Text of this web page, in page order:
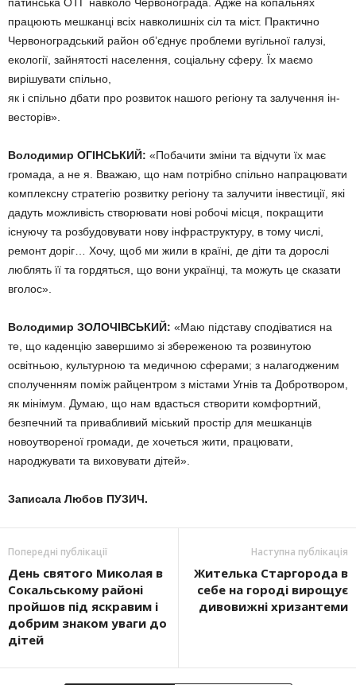
працюють мешканці всіх навколишніх сіл та міст. Практично
Червоноград­ський район об’єднує проблеми вугільної галузі,
екології, зайнятості населення, со­ціальну сферу. Їх маємо
вирішува­ти спільно,
як і спільно дбати про розвиток нашого регіону та залу­чення ін­
весторів».
Володимир ОГІНСЬКИЙ: «По­бачити зміни та відчути їх має
гро­мада, а не я. Вважаю, що нам по­трібно спільно напрацювати
комплексну стратегію розвитку регіону та залучити інвестиції, які
дадуть можливість створювати нові робочі місця, покращити
існуючу та роз­будовувати нову інфраструктуру, в тому числі,
ремонт доріг… Хочу, щоб ми жили в країні, де діти та дорослі
люблять її та гордяться, що вони українці, та можуть це сказати
вголос».
Володимир ЗОЛОЧІВСЬКИЙ: «Маю підставу сподіватися на
те, що каденцію завершимо зі збере­женою та розвинутою
освітньою, культурною та медичною сферами; з налагодженим
сполученням по­між райцентром з містами Угнів та Добротвором,
як мінімум. Думаю, що нам вдасться створити ком­фортний,
безпечний та привабли­вий міський простір для мешканців
новоутвореної громади, де хочеть­ся жити, працювати,
народжувати та виховувати дітей».
Записала Любов ПУЗИЧ.
Попередні публікації
День святого Миколая в
Сокальському районі
пройшов під яскравим і
добрим знаком уваги до
дітей
Наступна публікація
Жителька Старгорода в
себе на городі вирощує
дивовижні хризантеми